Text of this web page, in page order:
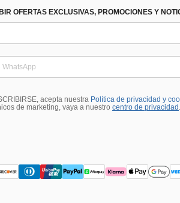
OFERTAS EXCLUSIVAS, PROMOCIONES Y
acepta nuestra Política de privacidad y
de marketing, vaya a nuestro centro de privacidad .